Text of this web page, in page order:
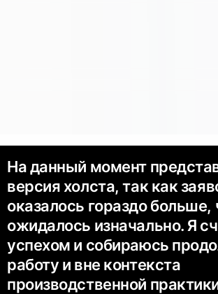
На данный момент
версия холста, так как
оказалось гораздо больше,
ожидалось изначально. Я
успехом и собираюсь
работу и вне контекста
производственной